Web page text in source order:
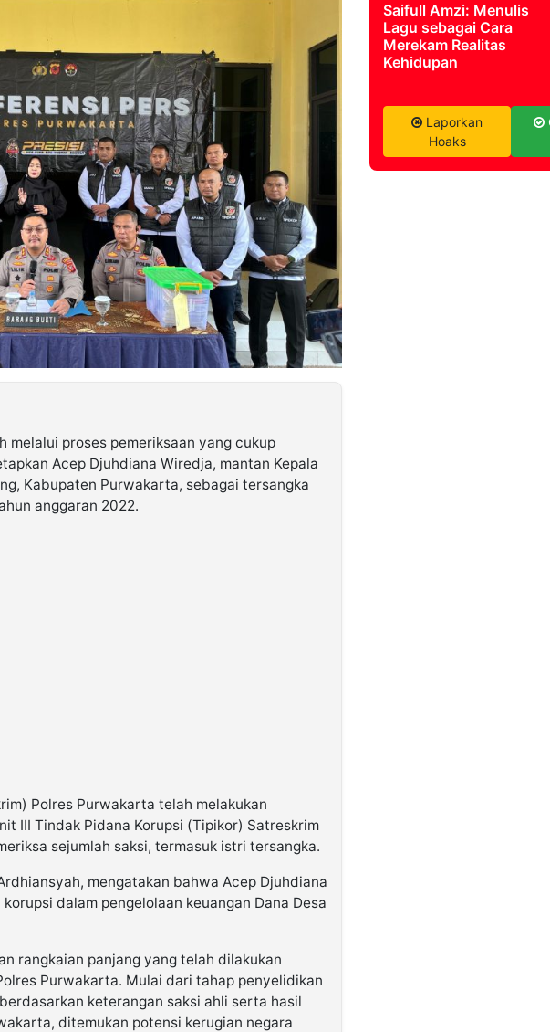
melalui proses pemeriksaan yang cukup
Acep Djuhdiana Wiredja, mantan Kepala
Kabupaten Purwakarta, sebagai tersangka
anggaran 2022.
Polres Purwakarta telah melakukan
III Tindak Pidana Korupsi (Tipikor) Satreskrim
sejumlah saksi, termasuk istri tersangka.
mengatakan bahwa Acep Djuhdiana
dalam pengelolaan keuangan Dana Desa
rangkaian panjang yang telah dilakukan
Purwakarta. Mulai dari tahap penyelidikan
keterangan saksi ahli serta hasil
ditemukan potensi kerugian negara
Saifull Amzi: Menulis
Lagu sebagai Cara
Merekam Realitas
Kehidupan
Laporkan
Hoaks